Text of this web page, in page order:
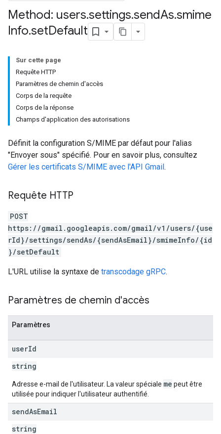
Method: users.settings.sendAs.smime
Info.setDefault
Sur cette page
Requête HTTP
Paramètres de chemin d'accès
Corps de la requête
Corps de la réponse
Champs d'application des autorisations
Définit la configuration S/MIME par défaut pour l'alias
"Envoyer sous" spécifié. Pour en savoir plus, consultez
Gérer les certificats S/MIME avec l'API Gmail.
Requête HTTP
POST
https://gmail.googleapis.com/gmail/v1/users/{use
rId}/settings/sendAs/{sendAsEmail}/smimeInfo/{id
}/setDefault
L'URL utilise la syntaxe de transcodage gRPC.
Paramètres de chemin d'accès
Paramètres
userId
string
Adresse e-mail de l'utilisateur. La valeur spéciale me peut être
utilisée pour indiquer l'utilisateur authentifié.
sendAsEmail
string